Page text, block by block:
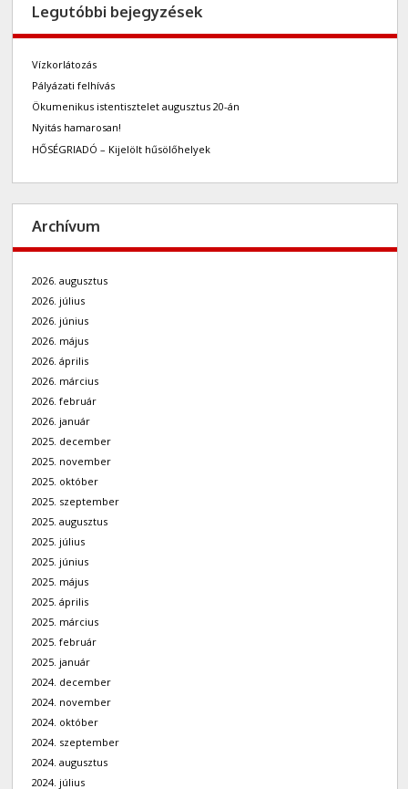
Legutóbbi bejegyzések
Vízkorlátozás
Pályázati felhívás
Ökumenikus istentisztelet augusztus 20-án
Nyitás hamarosan!
HŐSÉGRIADÓ – Kijelölt hűsölőhelyek
Archívum
2026. augusztus
2026. július
2026. június
2026. május
2026. április
2026. március
2026. február
2026. január
2025. december
2025. november
2025. október
2025. szeptember
2025. augusztus
2025. július
2025. június
2025. május
2025. április
2025. március
2025. február
2025. január
2024. december
2024. november
2024. október
2024. szeptember
2024. augusztus
2024. július